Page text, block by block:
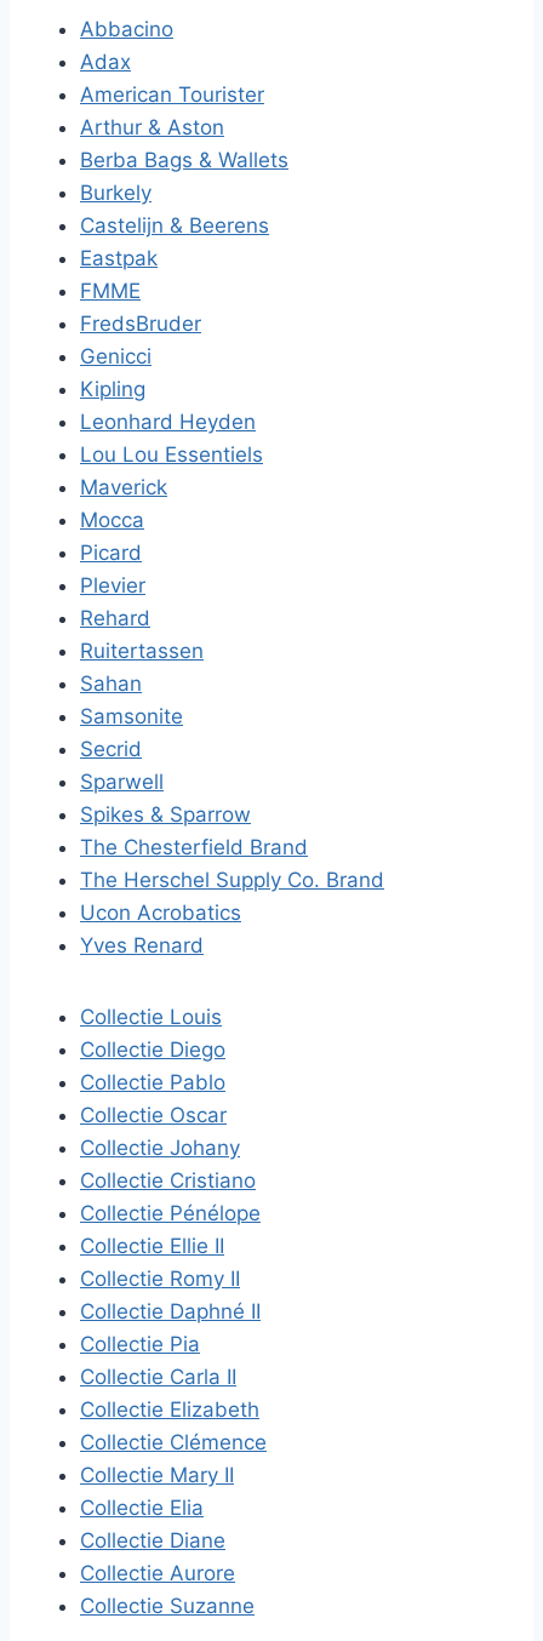
Abbacino
Adax
American Tourister
Arthur & Aston
Berba Bags & Wallets
Burkely
Castelijn & Beerens
Eastpak
FMME
FredsBruder
Genicci
Kipling
Leonhard Heyden
Lou Lou Essentiels
Maverick
Mocca
Picard
Plevier
Rehard
Ruitertassen
Sahan
Samsonite
Secrid
Sparwell
Spikes & Sparrow
The Chesterfield Brand
The Herschel Supply Co. Brand
Ucon Acrobatics
Yves Renard
Collectie Louis
Collectie Diego
Collectie Pablo
Collectie Oscar
Collectie Johany
Collectie Cristiano
Collectie Pénélope
Collectie Ellie II
Collectie Romy II
Collectie Daphné II
Collectie Pia
Collectie Carla II
Collectie Elizabeth
Collectie Clémence
Collectie Mary II
Collectie Elia
Collectie Diane
Collectie Aurore
Collectie Suzanne